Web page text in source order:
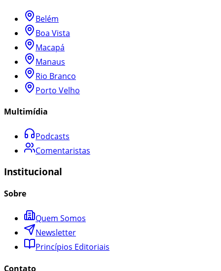
Belém
Boa Vista
Macapá
Manaus
Rio Branco
Porto Velho
Multimídia
Podcasts
Comentaristas
Institucional
Sobre
Quem Somos
Newsletter
Princípios Editoriais
Contato